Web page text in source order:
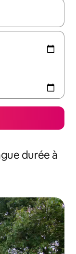
flèches vers le
durée à